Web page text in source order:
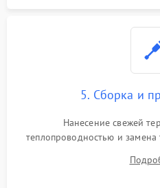
5. Сборка и
Нанесение свежей
теплопроводностью и замена
шлейфов, модулей памяти и